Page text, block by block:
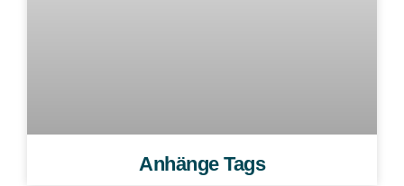
Anhänge Tags